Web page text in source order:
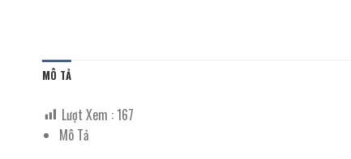
MÔ TẢ
Lượt Xem :167
Mô Tả